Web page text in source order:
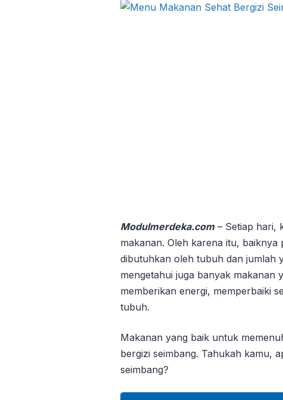
Modulmerdeka.com– Setiap hari,
makanan. Oleh karena itu,
dibutuhkan oleh tubuh dan jumlah
mengetahui juga banyak makanan
memberikan energi, memperbaiki
tubuh.
Makanan yang baik untuk
bergizi seimbang. Tahukah kamu,
seimbang?